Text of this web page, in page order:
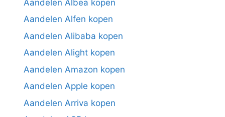
Aandelen Albea kopen
Aandelen Alfen kopen
Aandelen Alibaba kopen
Aandelen Alight kopen
Aandelen Amazon kopen
Aandelen Apple kopen
Aandelen Arriva kopen